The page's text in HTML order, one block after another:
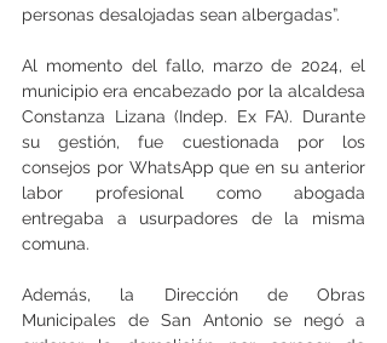
personas desalojadas sean albergadas”.
Al momento del fallo, marzo de 2024, el
municipio era encabezado por la alcaldesa
Constanza Lizana (Indep. Ex FA). Durante
su gestión, fue cuestionada por los
consejos por WhatsApp que en su anterior
labor profesional como abogada
entregaba a usurpadores de la misma
comuna.
Además, la Dirección de Obras
Municipales de San Antonio se negó a